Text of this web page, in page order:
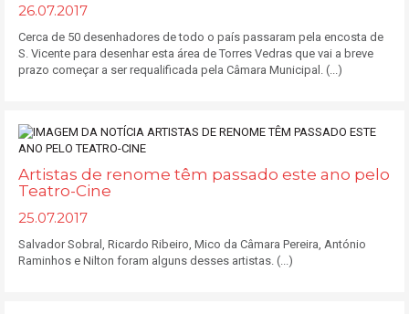
26.07.2017
Cerca de 50 desenhadores de todo o país passaram pela encosta de
S. Vicente para desenhar esta área de Torres Vedras que vai a breve
prazo começar a ser requalificada pela Câmara Municipal. (...)
Artistas de renome têm passado este ano pelo
Teatro-Cine
25.07.2017
Salvador Sobral, Ricardo Ribeiro, Mico da Câmara Pereira, António
Raminhos e Nilton foram alguns desses artistas. (...)